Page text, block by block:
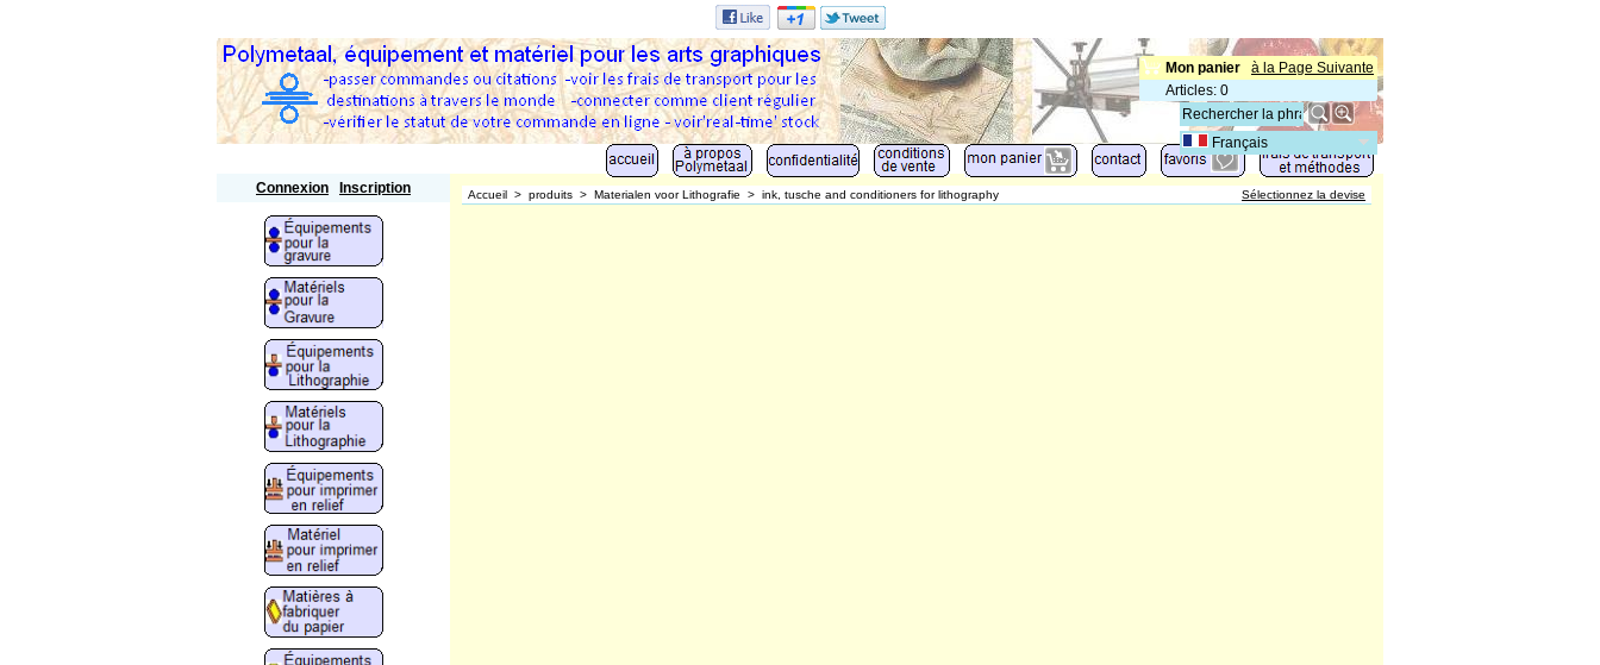
à la Page Suivante
Mon panier
Articles: 0
Français
Connexion Inscription Accueil > produits > Materialen voor Lithografie > ink, tusche and conditioners for lithography Sélectionnez la devise